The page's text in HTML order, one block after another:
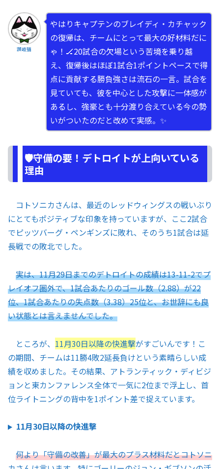
讃岐猫
やはりキャプテンのブレイディ・カチャック
の復帰は、チームにとって最大の好材料だに
ゃ！🏒20試合の欠場という苦境を乗り越
え、復帰後はほぼ1試合1ポイントペースで得
点に貢献する勝負強さは流石の一言。試合を
見ていても、彼を中心とした攻撃に一体感が
あるし、強豪とも十分渡り合えている今の勢
いがついたのだと改めて実感。✨
🛡️守備の要！デトロイトが上向いている
理由
コトソニカさんは、最近のレッドウィングスの戦いぶり
にとてもポジティブな印象を持っていますが、ここ2試合
でピッツバーグ・ペンギンズに敗れ、そのうち1試合は延
長戦での敗北でした。
実は、11月29日までのデトロイトの成績は13-11-2でプ
レイオフ圏外で、1試合あたりのゴール数（2.88）が22
位、1試合あたりの失点数（3.38）25位と、お世辞にも良
い状態とは言えませんでした。
ところが、 11月30日以降の快進撃がすごいんです！こ
の期間、チームは11勝4敗2延長負けという素晴らしい成
績を収めました。その結果、アトランティック・ディビジ
ョンと東カンファレンス全体で一気に2位まで浮上し、首
位ライトニングの背中を1ポイント差で捉えています。
11月30日以降の快進撃
何より「守備の改善」が最大のプラス材料だとコトソニ